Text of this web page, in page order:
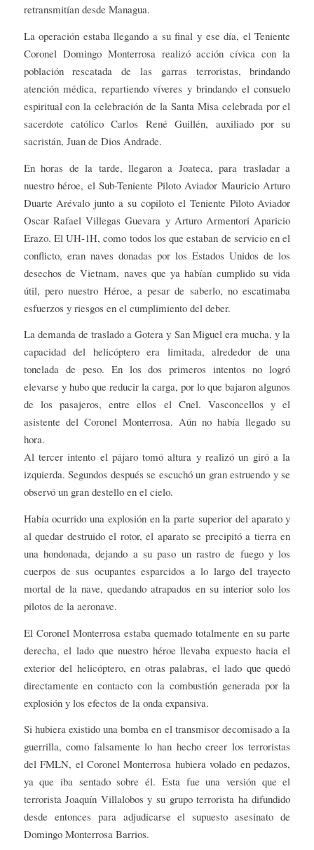
retransmitían desde Managua.
La operación estaba llegando a su final y ese día, el Teniente
Coronel Domingo Monterrosa realizó acción cívica con la
población rescatada de las garras terroristas, brindando
atención médica, repartiendo víveres y brindando el consuelo
espiritual con la celebración de la Santa Misa celebrada por el
sacerdote católico Carlos René Guillén, auxiliado por su
sacristán, Juan de Dios Andrade.
En horas de la tarde, llegaron a Joateca, para trasladar a
nuestro héroe, el Sub-Teniente Piloto Aviador Mauricio Arturo
Duarte Arévalo junto a su copiloto el Teniente Piloto Aviador
Oscar Rafael Villegas Guevara y Arturo Armentori Aparicio
Erazo. El UH-1H, como todos los que estaban de servicio en el
conflicto, eran naves donadas por los Estados Unidos de los
desechos de Vietnam, naves que ya habían cumplido su vida
útil, pero nuestro Héroe, a pesar de saberlo, no escatimaba
esfuerzos y riesgos en el cumplimiento del deber.
La demanda de traslado a Gotera y San Miguel era mucha, y la
capacidad del helicóptero era limitada, alrededor de una
tonelada de peso. En los dos primeros intentos no logró
elevarse y hubo que reducir la carga, por lo que bajaron algunos
de los pasajeros, entre ellos el Cnel. Vasconcellos y el
asistente del Coronel Monterrosa. Aún no había llegado su
hora.
Al tercer intento el pájaro tomó altura y realizó un giró a la
izquierda. Segundos después se escuchó un gran estruendo y se
observó un gran destello en el cielo.
Había ocurrido una explosión en la parte superior del aparato y
al quedar destruido el rotor, el aparato se precipitó a tierra en
una hondonada, dejando a su paso un rastro de fuego y los
cuerpos de sus ocupantes esparcidos a lo largo del trayecto
mortal de la nave, quedando atrapados en su interior solo los
pilotos de la aeronave.
El Coronel Monterrosa estaba quemado totalmente en su parte
derecha, el lado que nuestro héroe llevaba expuesto hacia el
exterior del helicóptero, en otras palabras, el lado que quedó
directamente en contacto con la combustión generada por la
explosión y los efectos de la onda expansiva.
Si hubiera existido una bomba en el transmisor decomisado a la
guerrilla, como falsamente lo han hecho creer los terroristas
del FMLN, el Coronel Monterrosa hubiera volado en pedazos,
ya que iba sentado sobre él. Esta fue una versión que el
terrorista Joaquín Villalobos y su grupo terrorista ha difundido
desde entonces para adjudicarse el supuesto asesinato de
Domingo Monterrosa Barrios.